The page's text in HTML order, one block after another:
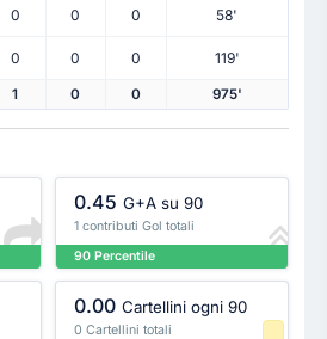
0 0 0
58'
0 0 0 119'
1 0 0 975'
0.45 G+A su 90
1 contributi Gol totali
90 Percentile
0.00 Cartellini ogni 90
0 Cartellini totali